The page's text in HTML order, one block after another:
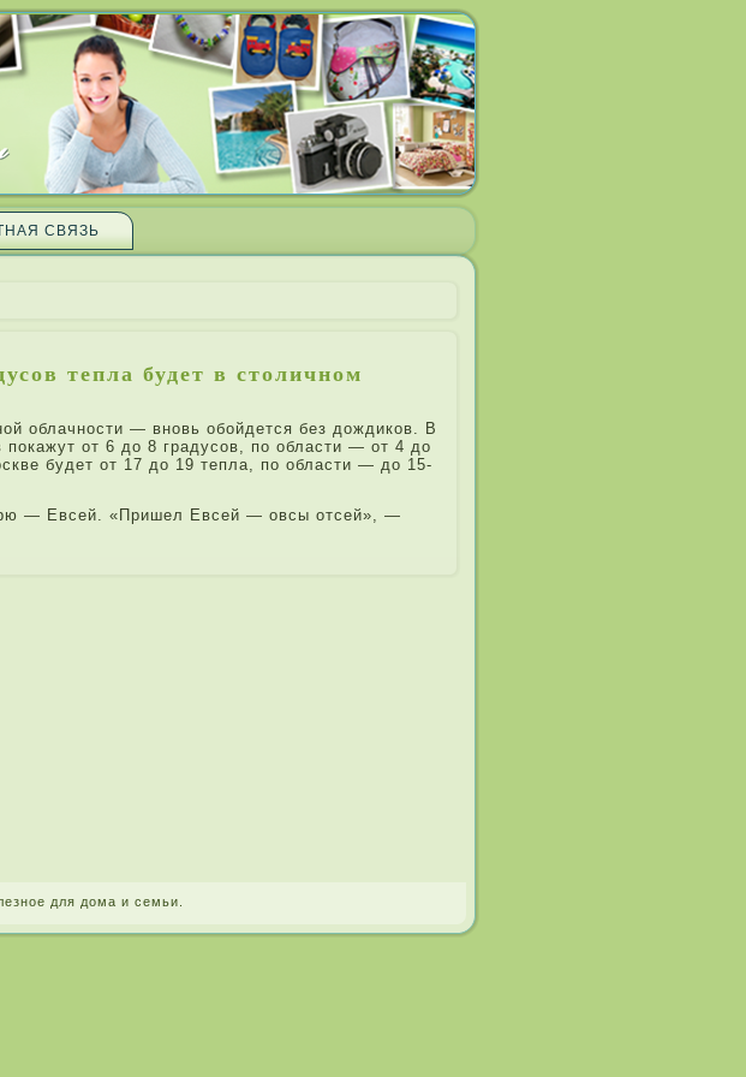
СВЯЗЬ
тепла будет в столичном
облачности — вновь обойдется без дождиков. В
покажут от 6 до 8 градусов, по области — от 4 до
будет от 17 до 19 тепла, по области — до 15-
— Евсей. «При­шел Евсей — овсы отсей», —
для дома и семьи.